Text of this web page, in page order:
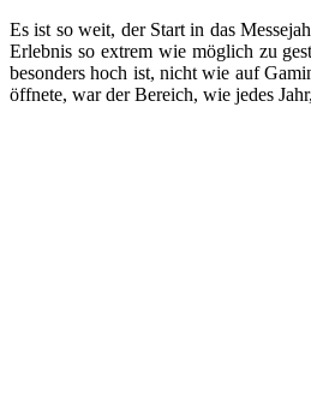
Es ist so weit, der Start in das
Erlebnis so extrem wie möglich zu
besonders hoch ist, nicht wie auf
öffnete, war der Bereich, wie jedes